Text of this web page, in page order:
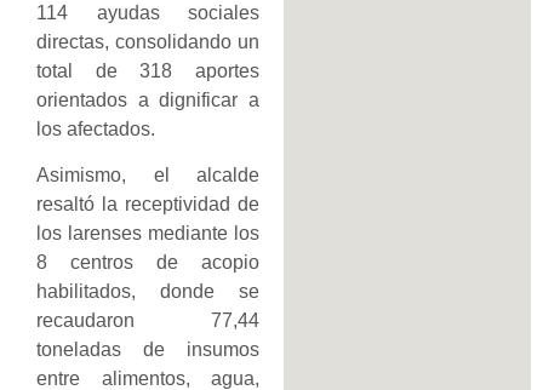
114 ayudas sociales
directas, consolidando un
total de 318 aportes
orientados a dignificar a
los afectados.
Asimismo, el alcalde
resaltó la receptividad de
los larenses mediante los
8 centros de acopio
habilitados, donde se
recaudaron 77,44
toneladas de insumos
entre alimentos, agua,